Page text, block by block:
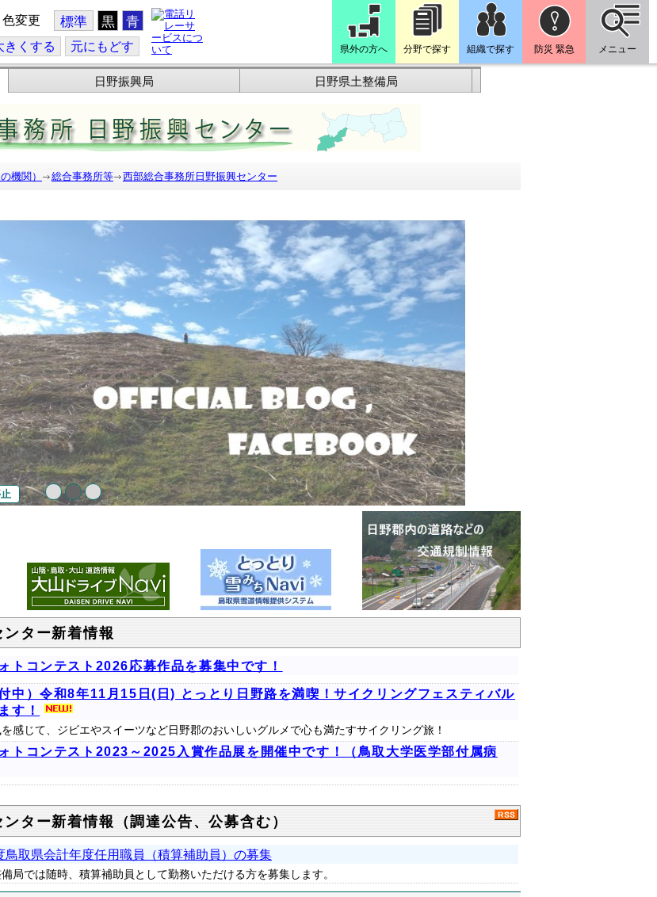
色変更 標準 黒 青
きくする 元にもどす 県外の方へ 分野で探す 組織で探す 防災 緊急 メニュー
日野振興局 日野県土整備局
機関） 総合事務所等 西部総合事務所日野振興センター
ンター新着情報
トコンテスト2026応募作品を募集中です！
付中）令和8年11月15日(日) とっとり日野路を満喫！サイクリングフェスティバル
す！
感じて、ジビエやスイーツなど日野郡のおいしいグルメで心も満たすサイクリング旅！
トコンテスト2023～2025入賞作品展を開催中です！（鳥取大学医学部付属病
ンター新着情報（調達公告、公募含む）
鳥取県会計年度任用職員（積算補助員）の募集
局では随時、積算補助員として勤務いただける方を募集します。